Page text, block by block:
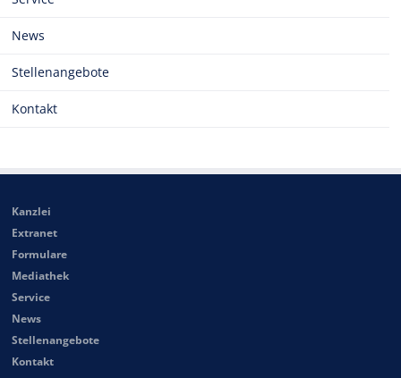
News
Stellenangebote
Kontakt
Kanzlei
Extranet
Formulare
Mediathek
Service
News
Stellenangebote
Kontakt